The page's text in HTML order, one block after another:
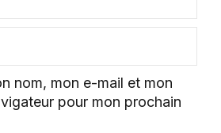
nom, mon e-mail et mon
pour mon prochain